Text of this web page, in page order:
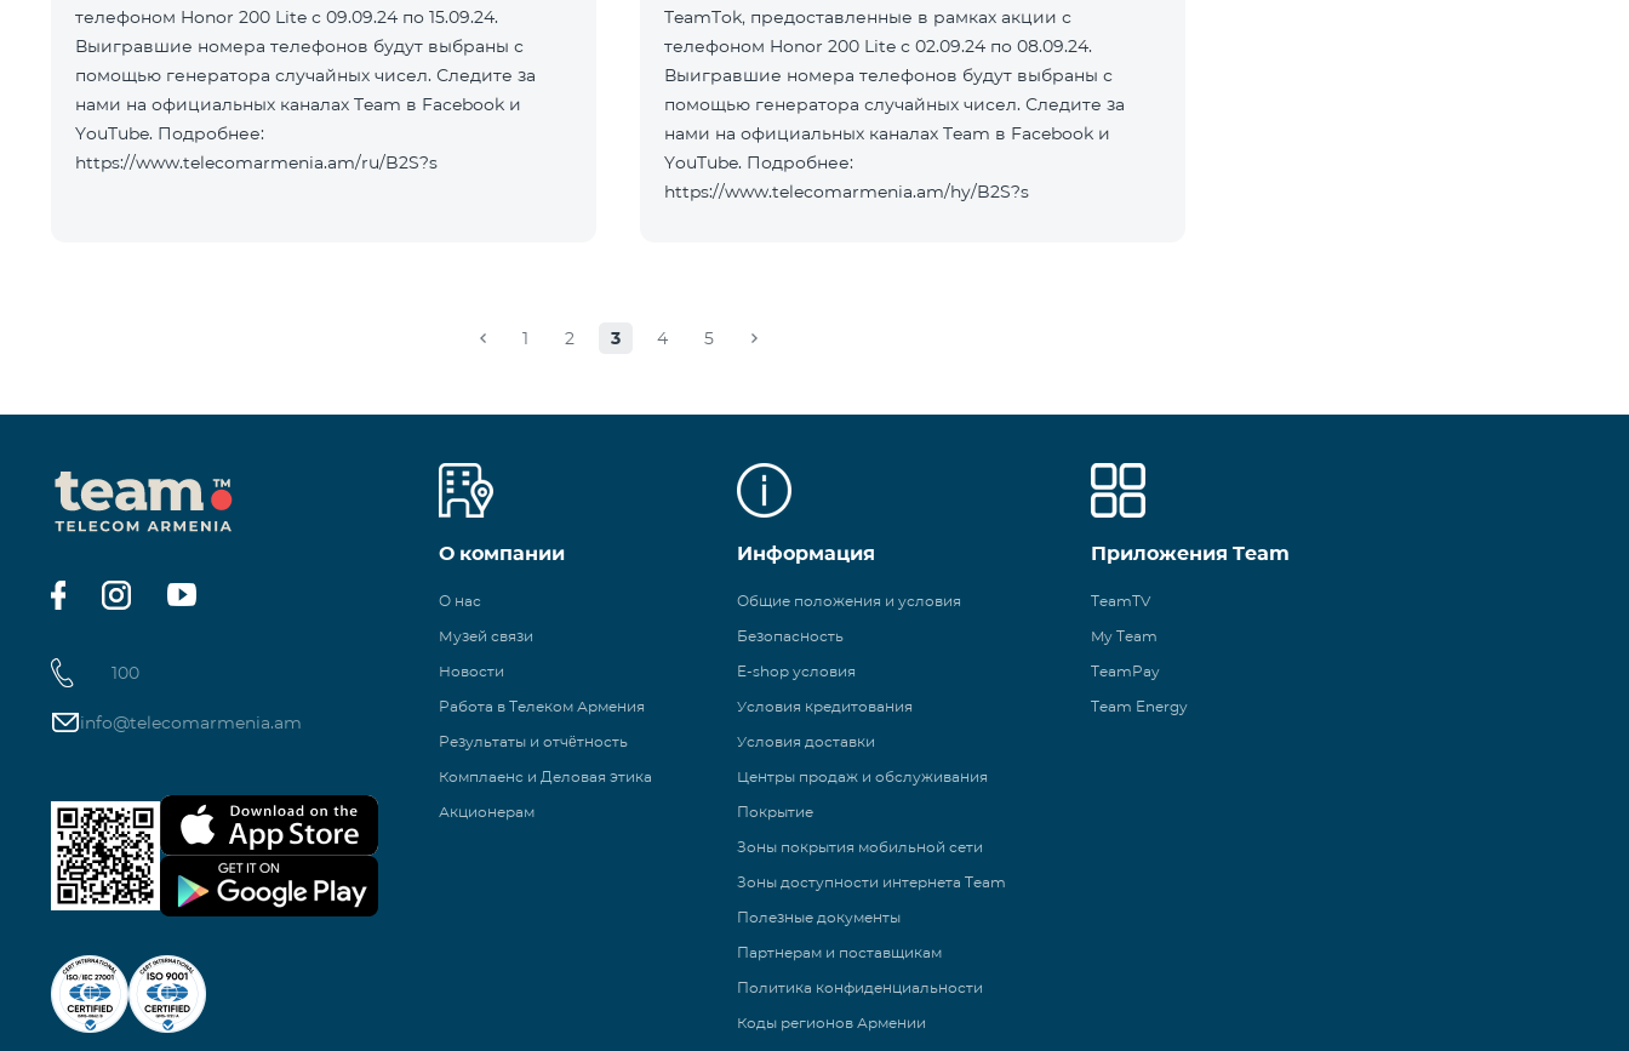
телефоном Honor 200 Lite с 09.09.24 по 15.09.24.
Выигравшие номера телефонов будут выбраны с
помощью генератора случайных чисел. Следите за
нами на официальных каналах Team в Facebook и
YouTube. Подробнее:
https://www.telecomarmenia.am/ru/B2S?s
TeamTok, предоставленные в рамках акции с
телефоном Honor 200 Lite с 02.09.24 по 08.09.24.
Выигравшие номера телефонов будут выбраны с
помощью генератора случайных чисел. Следите за
нами на официальных каналах Team в Facebook и
YouTube. Подробнее:
https://www.telecomarmenia.am/hy/B2S?s
1 2 3 4 5
100
info@telecomarmenia.am
О компании
О нас
Музей связи
Новости
Работа в Телеком Армения
Результаты и отчётность
Комплаенс и Деловая этика
Акционерам
Информация
Общие положения и условия
Безопасность
E-shop условия
Условия кредитования
Условия доставки
Центры продаж и обслуживания
Покрытие
Зоны покрытия мобильной сети
Зоны доступности интернета Team
Полезные документы
Партнерам и поставщикам
Политика конфиденциальности
Коды регионов Армении
Приложения Team
TeamTV
My Team
TeamPay
Team Energy